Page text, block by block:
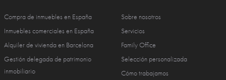
Compra de inmuebles en España
Inmuebles comerciales en España
Alquiler de vivienda en Barcelona
Gestión delegada de patrimonio
inmobiliario
Sobre nosotros
Servicios
Family Office
Selección personalizada
Cómo trabajamos